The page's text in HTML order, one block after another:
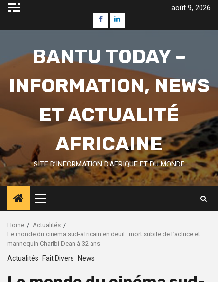
Skip
août 9, 2026
FacebookLinkedin
BANTU TODAY –
INFORMATION, NEWS
ET ACTUALITÉ
AFRICAINE
SITE D’INFORMATION D’AFRIQUE ET DU MONDE
Primary
Menu
Home
Actualités
Le monde du cinéma sud-africain en deuil : mort subite de l’actrice et
mannequin Charlbi Dean à 32 ans
Actualités Fait Divers News